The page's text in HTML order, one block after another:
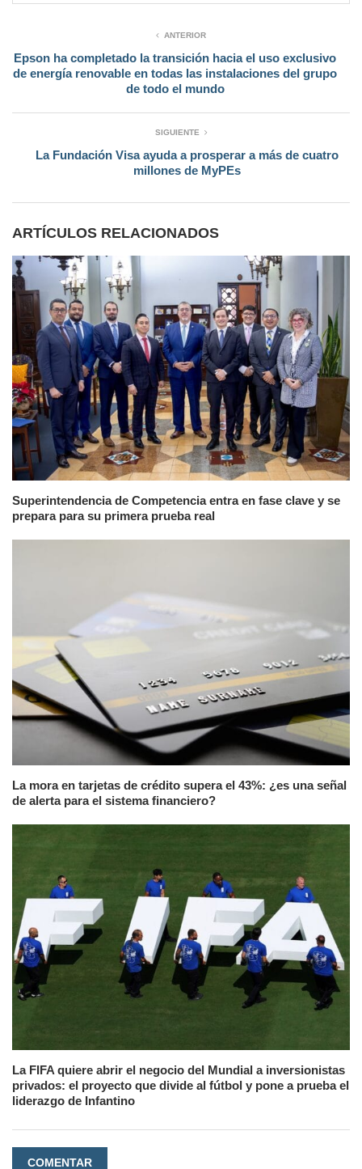
ANTERIOR
Epson ha completado la transición hacia el uso exclusivo
de energía renovable en todas las instalaciones del grupo
de todo el mundo
SIGUIENTE
La Fundación Visa ayuda a prosperar a más de cuatro
millones de MyPEs
ARTÍCULOS RELACIONADOS
Superintendencia de Competencia entra en fase clave y se
prepara para su primera prueba real
La mora en tarjetas de crédito supera el 43%: ¿es una señal
de alerta para el sistema financiero?
La FIFA quiere abrir el negocio del Mundial a inversionistas
privados: el proyecto que divide al fútbol y pone a prueba el
liderazgo de Infantino
COMENTAR